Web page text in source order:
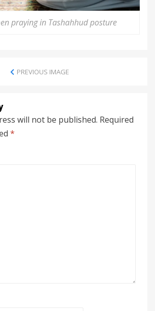
praying in Tashahhud posture
PREVIOUS IMAGE
will not be published. Required
*